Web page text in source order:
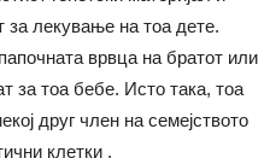
лекување на тоа дете.
врвца на братот или
за тоа бебе. Исто така, тоа
друг член на семејството
клетки .